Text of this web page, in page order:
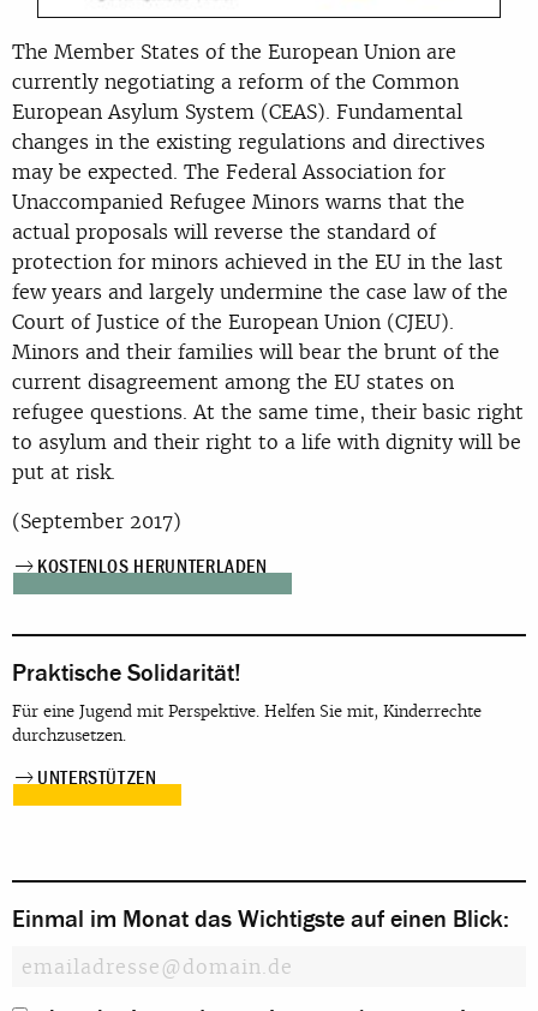
The Member States of the European Union are
currently negotiating a reform of the Common
European Asylum System (CEAS). Fundamental
changes in the existing regulations and directives
may be expected. The Federal Association for
Unaccompanied Refugee Minors warns that the
actual proposals will reverse the standard of
protection for minors achieved in the EU in the last
few years and largely undermine the case law of the
Court of Justice of the European Union (CJEU).
Minors and their families will bear the brunt of the
current disagreement among the EU states on
refugee questions. At the same time, their basic right
to asylum and their right to a life with dignity will be
put at risk.
(September 2017)
KOSTENLOS HERUNTERLADEN
Praktische Solidarität!
Für eine Jugend mit Perspektive. Helfen Sie mit, Kinderrechte
durchzusetzen.
UNTERSTÜTZEN
Einmal im Monat das Wichtigste auf einen Blick: